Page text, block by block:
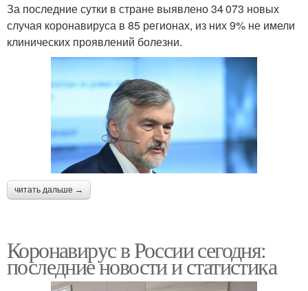
За последние сутки в стране выявлено 34 073 новых
случая коронавируса в 85 регионах, из них 9% не имели
клинических проявлений болезни.
читать дальше →
Коронавирус в России сегодня:
последние новости и статистика